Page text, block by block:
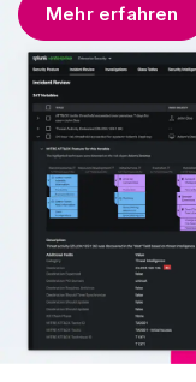
Mehr erfahren